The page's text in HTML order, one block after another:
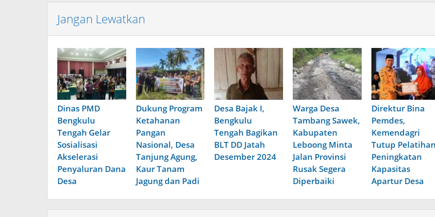
Jangan Lewatkan
Dinas PMD
Bengkulu
Tengah Gelar
Sosialisasi
Akselerasi
Penyaluran Dana
Desa
Dukung Program
Ketahanan
Pangan
Nasional, Desa
Tanjung Agung,
Kaur Tanam
Jagung dan Padi
Desa Bajak I,
Bengkulu
Tengah Bagikan
BLT DD Jatah
Desember 2024
Warga Desa
Tambang Sawek,
Kabupaten
Leboong Minta
Jalan Provinsi
Rusak Segera
Diperbaiki
Direktur Bina
Pemdes,
Kemendagri
Tutup
Peningkatan
Kapasitas
Apartur Desa